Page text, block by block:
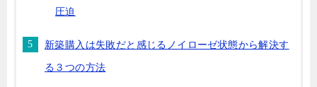
圧迫
新築購入は失敗だと感じるノイローゼ状態から解決す
る３つの方法